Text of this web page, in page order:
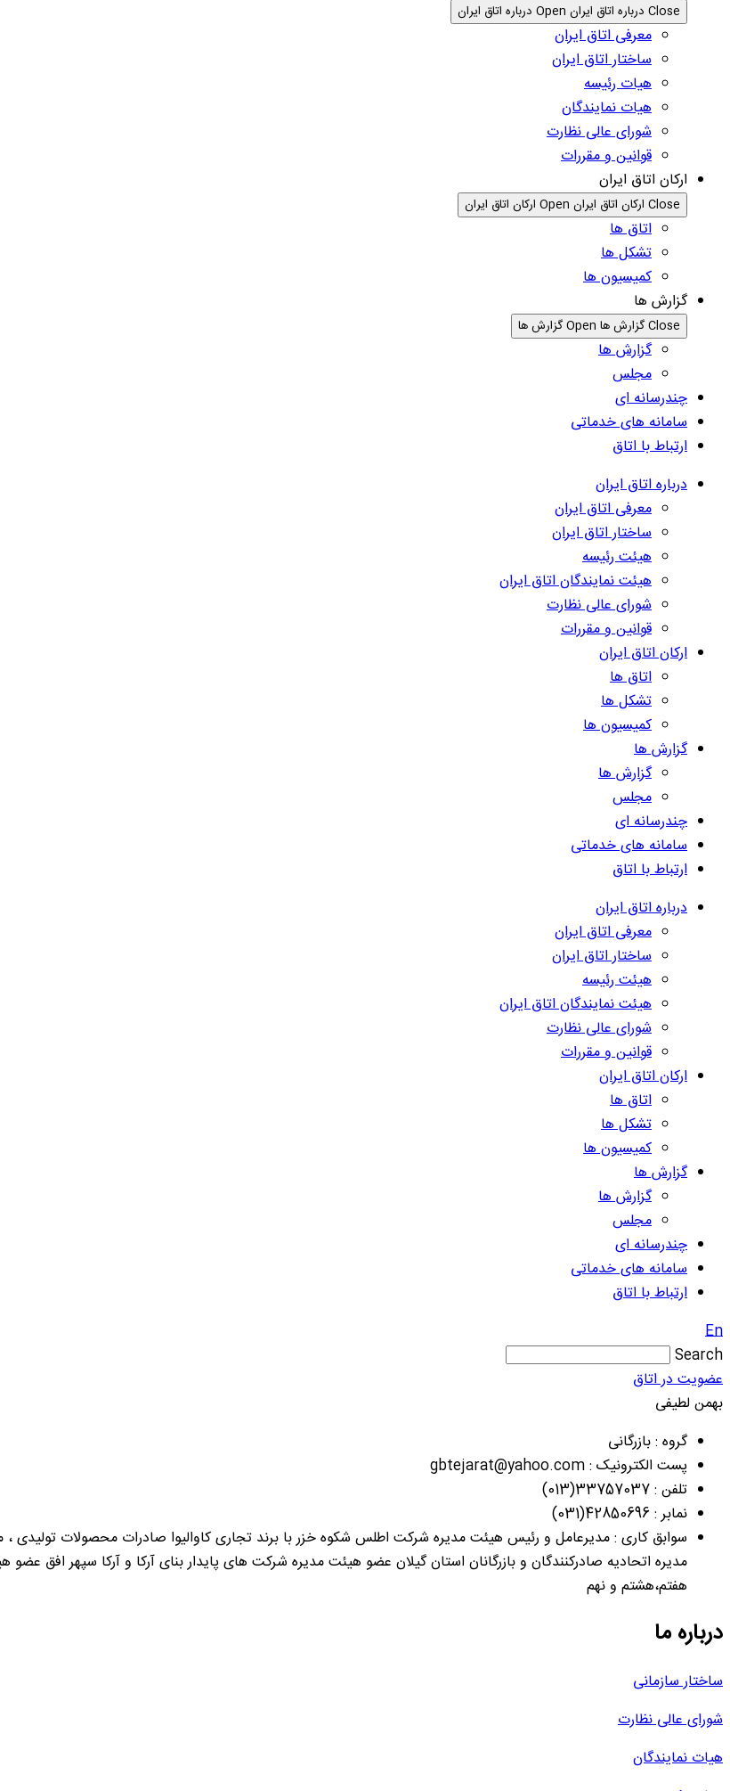
Close درباره اتاق ایران Open درباره اتاق ایران
معرفی اتاق ایران
ساختار اتاق ایران
هیات رئیسه
هیات نمایندگان
شورای عالی نظارت
قوانین و مقررات
ارکان اتاق ایران
Close ارکان اتاق ایران Open ارکان اتاق ایران
اتاق ها
تشکل ها
کمیسیون ها
گزارش ها
Close گزارش ها Open گزارش ها
گزارش ها
مجلس
چندرسانه ای
سامانه های خدماتی
ارتباط با اتاق
درباره اتاق ایران
معرفی اتاق ایران
ساختار اتاق ایران
هیئت رئیسه
هیئت نمایندگان اتاق ایران
شورای عالی نظارت
قوانین و مقررات
ارکان اتاق ایران
اتاق ها
تشکل ها
کمیسیون ها
گزارش ها
گزارش ها
مجلس
چندرسانه ای
سامانه های خدماتی
ارتباط با اتاق
درباره اتاق ایران
معرفی اتاق ایران
ساختار اتاق ایران
هیئت رئیسه
هیئت نمایندگان اتاق ایران
شورای عالی نظارت
قوانین و مقررات
ارکان اتاق ایران
اتاق ها
تشکل ها
کمیسیون ها
گزارش ها
گزارش ها
مجلس
چندرسانه ای
سامانه های خدماتی
ارتباط با اتاق
En
Search
عضویت در اتاق
بهمن لطیفی
گروه : بازرگانی
پست الکترونیک : gbtejarat@yahoo.com
تلفن : 33757037(013)
نمابر : 42850696(031)
مدیره اتحادیه صادرکنندگان و بازرگانان استان گیلان عضو هیئت مدیره شرکت های پایدار بنای آرکا و آرکا سپهر افق
هفتم،هشتم و نهم
درباره ما
ساختار سازمانی
شورای عالی نظارت
هیات نمایندگان